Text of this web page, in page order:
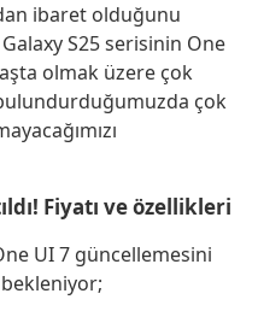
ibaret olduğunu
S25 serisinin One
olmak üzere çok
çok
Fiyatı ve özellikleri
UI 7 güncellemesini